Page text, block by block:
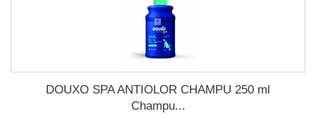
DOUXO SPA ANTIOLOR CHAMPU 250 ml
Champu...